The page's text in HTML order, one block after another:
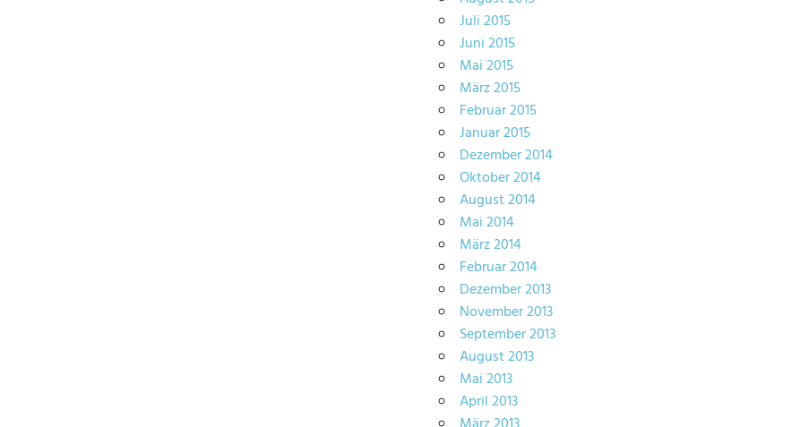
Juli 2015
Juni 2015
Mai 2015
März 2015
Februar 2015
Januar 2015
Dezember 2014
Oktober 2014
August 2014
Mai 2014
März 2014
Februar 2014
Dezember 2013
November 2013
September 2013
August 2013
Mai 2013
April 2013